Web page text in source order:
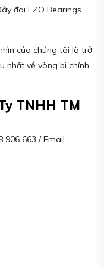
đai EZO Bearings.
của chúng tôi là trở
nhất về vòng bi chính
TNHH TM
906 663 / Email :